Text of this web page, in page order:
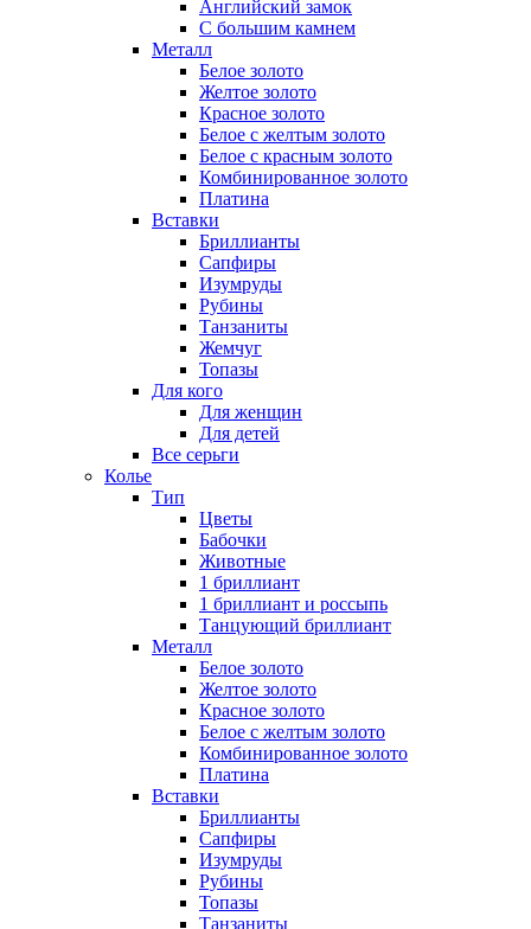
Английский замок
С большим камнем
Металл
Белое золото
Желтое золото
Красное золото
Белое с желтым золото
Белое с красным золото
Комбинированное золото
Платина
Вставки
Бриллианты
Сапфиры
Изумруды
Рубины
Танзаниты
Жемчуг
Топазы
Для кого
Для женщин
Для детей
Все серьги
Колье
Тип
Цветы
Бабочки
Животные
1 бриллиант
1 бриллиант и россыпь
Танцующий бриллиант
Металл
Белое золото
Желтое золото
Красное золото
Белое с желтым золото
Комбинированное золото
Платина
Вставки
Бриллианты
Сапфиры
Изумруды
Рубины
Топазы
Танзаниты